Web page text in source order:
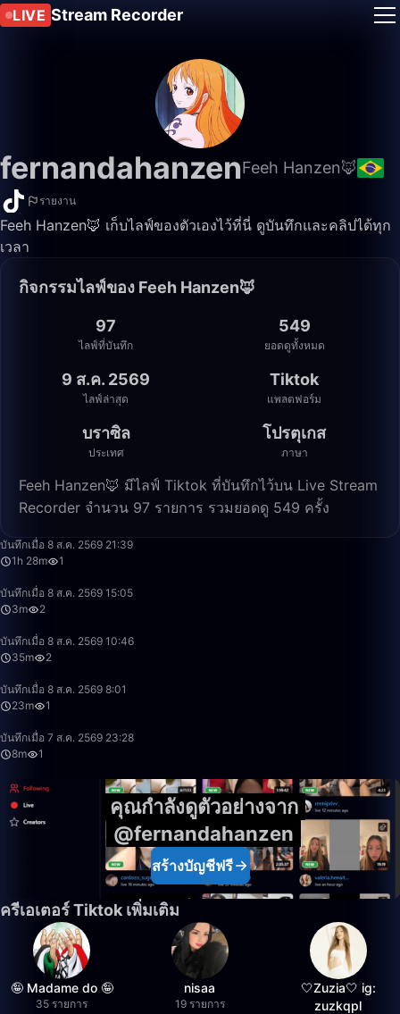
LIVE Stream Recorder
fernandahanzenFeeh Hanzen🦊
รายงาน
Feeh Hanzen🦊 เก็บไลฟ์ของตัวเองไว้ที่นี่ ดูบันทึกและคลิปได้ทุก
เวลา
กิจกรรมไลฟ์ของ Feeh Hanzen🦊
97
ไลฟ์ที่บันทึก
549
ยอดดูทั้งหมด
9 ส.ค. 2569
ไลฟ์ล่าสุด
Tiktok
แพลตฟอร์ม
บราซิล
ประเทศ
โปรตุเกส
ภาษา
Feeh Hanzen🦊 มีไลฟ์ Tiktok ที่บันทึกไว้บน Live Stream
Recorder จำนวน 97 รายการ รวมยอดดู 549 ครั้ง
บันทึกเมื่อ 8 ส.ค. 2569 21:39
1h 28m
1
บันทึกเมื่อ 8 ส.ค. 2569 15:05
3m
2
บันทึกเมื่อ 8 ส.ค. 2569 10:46
35m
2
บันทึกเมื่อ 8 ส.ค. 2569 8:01
23m
1
บันทึกเมื่อ 7 ส.ค. 2569 23:28
8m
1
คุณกำลังดูตัวอย่างจาก
@fernandahanzen
สร้างบัญชีฟรี
ครีเอเตอร์ Tiktok เพิ่มเติม
🤪 Madame do 🤪
35 รายการ
nisaa
19 รายการ
🤍Zuzia🤍 ig:
zuzkqpl